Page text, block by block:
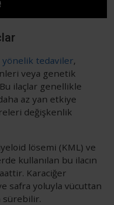
yönelik tedaviler,
veya genetik
ilaçlar genellikle
az yan etkiye
değişkenlik
lösemi (KML) ve
kullanılan bu ilacın
Karaciğer
safra yoluyla vücuttan
sürebilir.